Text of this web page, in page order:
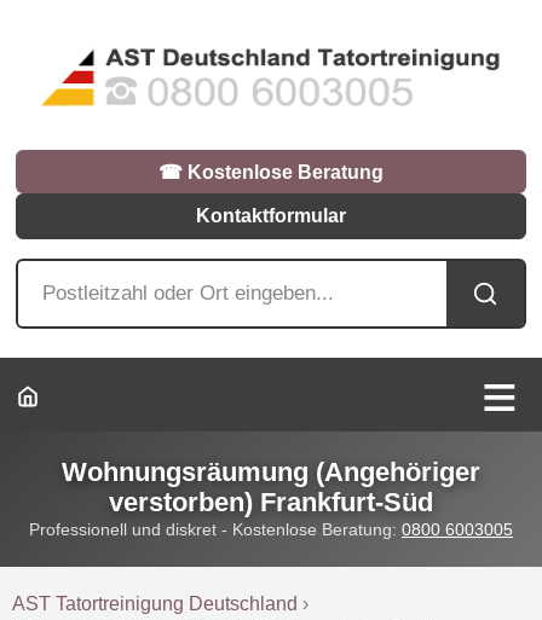
☎︎ Kostenlose Beratung
Kontaktformular
Wohnungsräumung (Angehöriger
verstorben) Frankfurt-Süd
Professionell und diskret - Kostenlose Beratung: 0800 6003005
AST Tatortreinigung Deutschland ›